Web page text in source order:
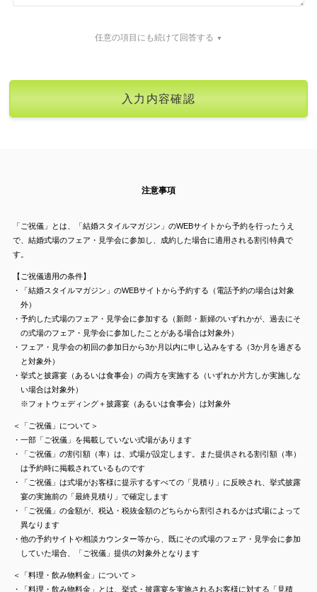
任意の項目にも続けて回答する
注意事項
「ご祝儀」とは、「結婚スタイルマガジン」のWEBサイトから予約を行ったうえ
で、結婚式場のフェア・見学会に参加し、成約した場合に適用される割引特典で
す。
【ご祝儀適用の条件】
・「結婚スタイルマガジン」のWEBサイトから予約する（電話予約の場合は対象
外）
・予約した式場のフェア・見学会に参加する（新郎・新婦のいずれかが、過去にそ
の式場のフェア・見学会に参加したことがある場合は対象外）
・フェア・見学会の初回の参加日から3か月以内に申し込みをする（3か月を過ぎる
と対象外）
・挙式と披露宴（あるいは食事会）の両方を実施する（いずれか片方しか実施しな
い場合は対象外）
※フォトウェディング＋披露宴（あるいは食事会）は対象外
＜「ご祝儀」について＞
・一部「ご祝儀」を掲載していない式場があります
・「ご祝儀」の割引額（率）は、式場が設定します。また提供される割引額（率）
は予約時に掲載されているものです
・「ご祝儀」は式場がお客様に提示するすべての「見積り」に反映され、挙式披露
宴の実施前の「最終見積り」で確定します
・「ご祝儀」の金額が、税込・税抜金額のどちらから割引されるかは式場によって
異なります
・他の予約サイトや相談カウンター等から、既にその式場のフェア・見学会に参加
していた場合、「ご祝儀」提供の対象外となります
＜「料理・飲み物料金」について＞
・「料理・飲み物料金」とは、挙式・披露宴を実施されるお客様に対する「見積